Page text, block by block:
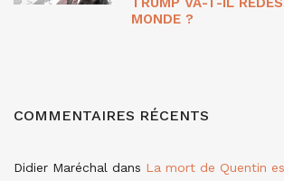
MONDE ?
COMMENTAIRES RÉCENTS
Didier Maréchal dans La mort de Quentin